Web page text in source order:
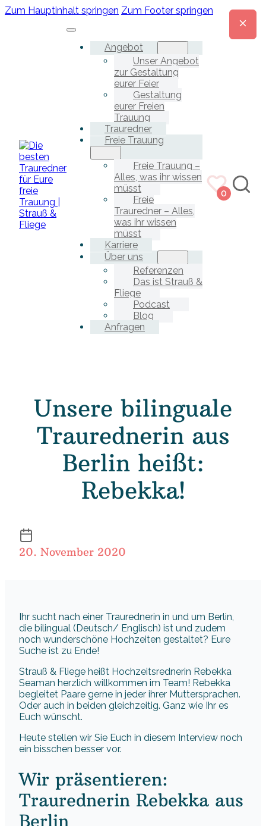
Zum Hauptinhalt springen Zum Footer springen
Angebot
Unser Angebot
zur Gestaltung
eurer Feier
Gestaltung
eurer Freien
Trauung
Trauredner
Freie Trauung
Freie Trauung –
Alles, was ihr wissen
müsst
Freie
Trauredner – Alles,
was ihr wissen
müsst
Karriere
Über uns
Referenzen
Das ist Strauß &
Fliege
Podcast
Blog
Anfragen
0
Unsere bilinguale
Traurednerin aus
Berlin heißt:
Rebekka!
20. November 2020
Ihr sucht nach einer Traurednerin in und um Berlin,
die bilingual (Deutsch/ Englisch) ist und zudem
noch wunderschöne Hochzeiten gestaltet? Eure
Suche ist zu Ende!
Strauß & Fliege heißt Hochzeitsrednerin Rebekka
Seaman herzlich willkommen im Team! Rebekka
begleitet Paare gerne in jeder ihrer Muttersprachen.
Oder auch in beiden gleichzeitig. Ganz wie Ihr es
Euch wünscht.
Heute stellen wir Sie Euch in diesem Interview noch
ein bisschen besser vor.
Wir präsentieren:
Traurednerin Rebekka aus
Berlin